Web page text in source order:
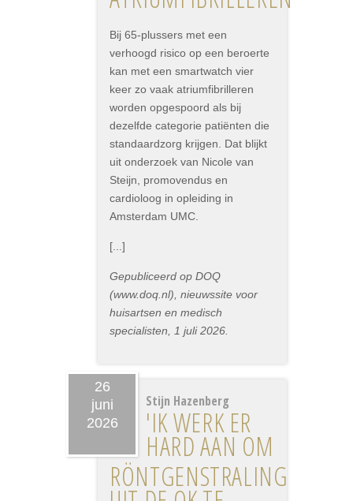
Bij 65-plussers met een
verhoogd risico op een beroerte
kan met een smartwatch vier
keer zo vaak atriumfibrilleren
worden opgespoord als bij
dezelfde categorie patiënten die
standaardzorg krijgen. Dat blijkt
uit onderzoek van Nicole van
Steijn, promovendus en
cardioloog in opleiding in
Amsterdam UMC.
[...]
Gepubliceerd op DOQ
(www.doq.nl), nieuwssite voor
huisartsen en medisch
specialisten, 1 juli 2026.
26
juni
2026
Stijn Hazenberg
'IK WERK ER
HARD AAN OM
RÖNTGENSTRALING